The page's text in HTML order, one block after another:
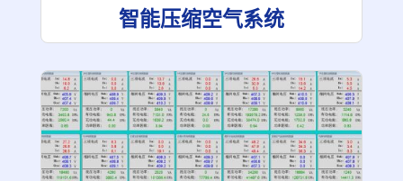
智能压缩空气系统